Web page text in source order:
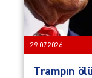
29.07.2026
Trampın